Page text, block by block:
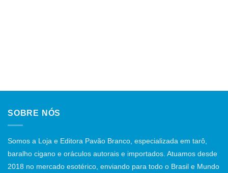
SOBRE NÓS
Somos a Loja e Editora Pavão Branco, especializada em tarô,
baralho cigano e oráculos autorais e importados. Atuamos desde
2018 no mercado esotérico, enviando para todo o Brasil e Mundo